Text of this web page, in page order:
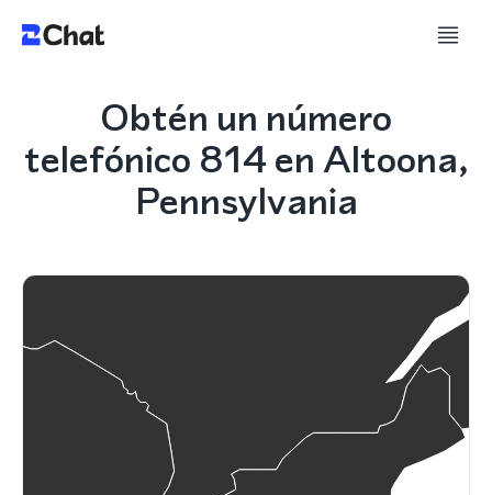
Obtén un número
telefónico 814 en Altoona,
Pennsylvania